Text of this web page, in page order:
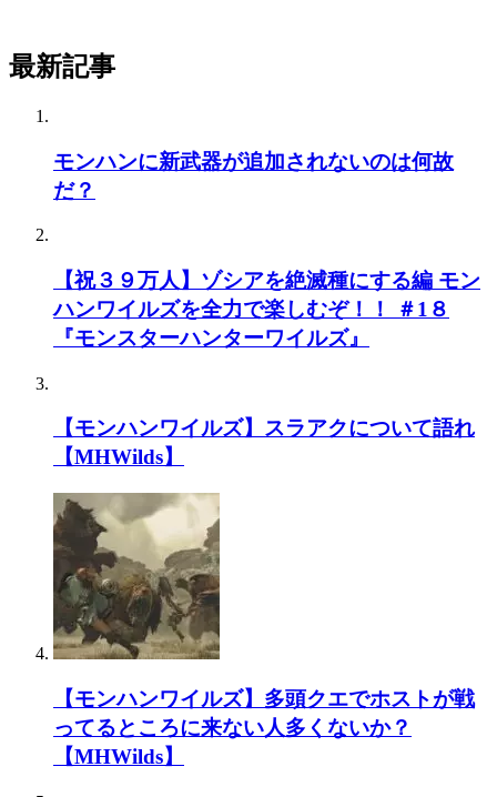
最新記事
モンハンに新武器が追加されないのは何故
だ？
【祝３９万人】ゾシアを絶滅種にする編 モン
ハンワイルズを全力で楽しむぞ！！ ＃1８
『モンスターハンターワイルズ』
【モンハンワイルズ】スラアクについて語れ
【MHWilds】
【モンハンワイルズ】多頭クエでホストが戦
ってるところに来ない人多くないか？
【MHWilds】